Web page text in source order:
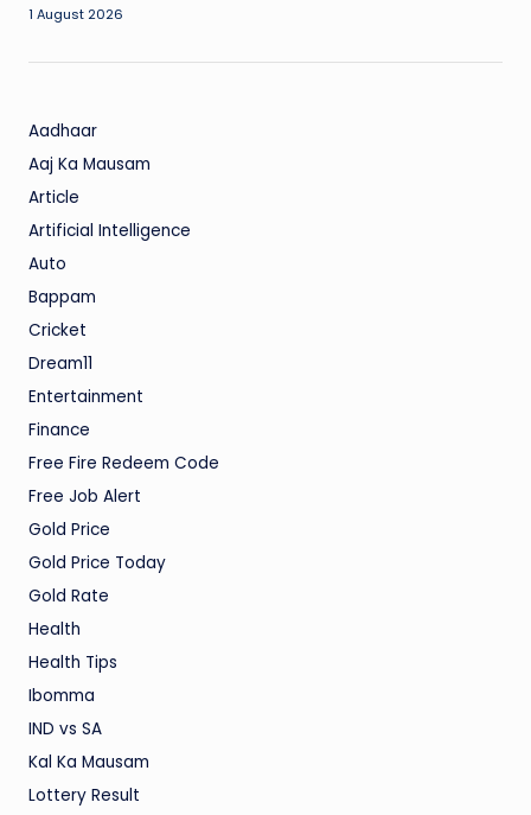
1 August 2026
Aadhaar
Aaj Ka Mausam
Article
Artificial Intelligence
Auto
Bappam
Cricket
Dream11
Entertainment
Finance
Free Fire Redeem Code
Free Job Alert
Gold Price
Gold Price Today
Gold Rate
Health
Health Tips
Ibomma
IND vs SA
Kal Ka Mausam
Lottery Result